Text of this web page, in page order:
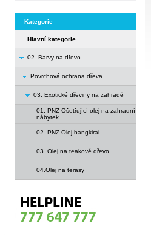
Kategorie
Hlavní kategorie
02. Barvy na dřevo
Povrchová ochrana dřeva
03. Exotické dřeviny na zahradě
01. PNZ Ošetřující olej na zahradní
nábytek
02. PNZ Olej bangkirai
03. Olej na teakové dřevo
04.Olej na terasy